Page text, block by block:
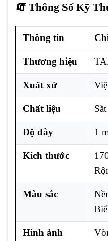
🧯 Thông Số Kỹ
Thông tin
Thương hiệu
Xuất xứ
Chất liệu
Độ dày 1
Kích thước
Màu sắc
Hình ảnh